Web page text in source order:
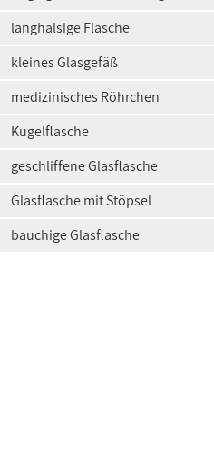
langhalsige Flasche
kleines Glasgefäß
medizinisches Röhrchen
Kugelflasche
geschliffene Glasflasche
Glasflasche mit Stöpsel
bauchige Glasflasche